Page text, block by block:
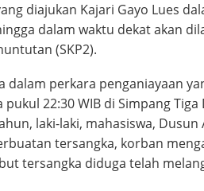
diajukan Kajari Gayo Lues
dalam waktu dekat akan
(SKP2).
dalam perkara penganiayaan
22:30 WIB di Simpang Tiga
laki-laki, mahasiswa, Dusun
tersangka, korban
tersangka diduga telah